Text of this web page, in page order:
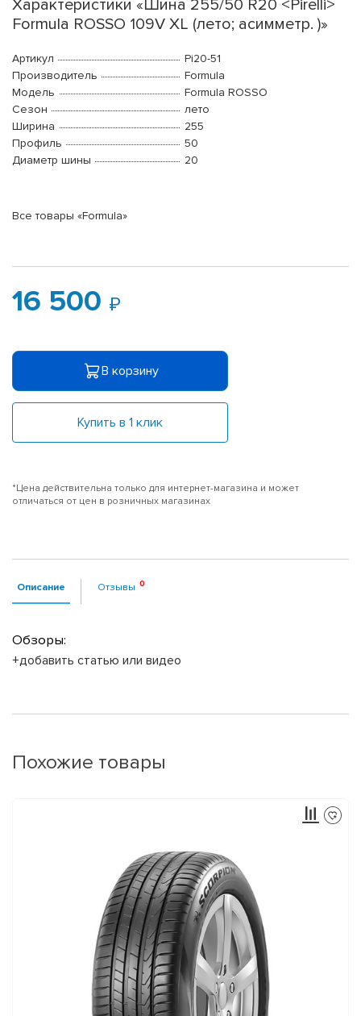
Характеристики «Шина 255/50 R20 <Pirelli>
Formula ROSSO 109V XL (лето; асимметр. )»
Артикул
Pi20-51
Производитель
Formula
Модель
Formula ROSSO
Сезон
лето
Ширина
255
Профиль
50
Диаметр шины
20
Все товары «Formula»
16 500
В корзину
Купить в 1 клик
*Цена действительна только для интернет-магазина и может
отличаться от цен в розничных магазинах
Описание Отзывы
Обзоры:
+добавить статью или видео
Похожие товары